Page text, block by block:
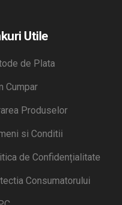
Utile
de Plata
Cumpar
Produselor
si Conditii
de Confidențialitate
Consumatorului